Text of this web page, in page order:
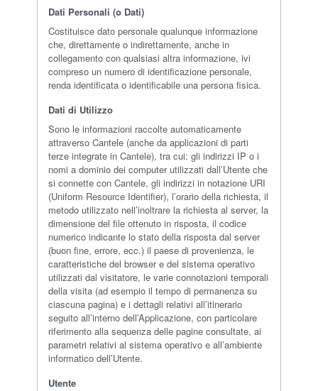
Dati Personali (o Dati)
Costituisce dato personale qualunque informazione
che, direttamente o indirettamente, anche in
collegamento con qualsiasi altra informazione, ivi
compreso un numero di identificazione personale,
renda identificata o identificabile una persona fisica.
Dati di Utilizzo
Sono le informazioni raccolte automaticamente
attraverso Cantele (anche da applicazioni di parti
terze integrate in Cantele), tra cui: gli indirizzi IP o i
nomi a dominio dei computer utilizzati dall’Utente che
si connette con Cantele, gli indirizzi in notazione URI
(Uniform Resource Identifier), l’orario della richiesta, il
metodo utilizzato nell’inoltrare la richiesta al server, la
dimensione del file ottenuto in risposta, il codice
numerico indicante lo stato della risposta dal server
(buon fine, errore, ecc.) il paese di provenienza, le
caratteristiche del browser e del sistema operativo
utilizzati dal visitatore, le varie connotazioni temporali
della visita (ad esempio il tempo di permanenza su
ciascuna pagina) e i dettagli relativi all’itinerario
seguito all’interno dell’Applicazione, con particolare
riferimento alla sequenza delle pagine consultate, ai
parametri relativi al sistema operativo e all’ambiente
informatico dell’Utente.
Utente